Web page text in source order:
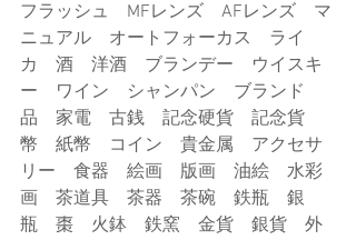
フラッシュ　MFレンズ　AFレンズ　マ
ニュアル　オートフォーカス　ライ
カ　酒　洋酒　ブランデー　ウイスキ
ー　ワイン　シャンパン　ブランド
品　家電　古銭　記念硬貨　記念貨
幣　紙幣　コイン　貴金属　アクセサ
リー　食器　絵画　版画　油絵　水彩
画　茶道具　茶器　茶碗　鉄瓶　銀
瓶　棗　火鉢　鉄窯　金貨　銀貨　外